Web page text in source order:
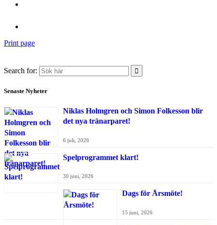
Print page
Search for:
Senaste Nyheter
Niklas Holmgren och Simon Folkesson blir
det nya tränarparet!
6 juli, 2026
Spelprogrammet klart!
30 juni, 2026
Dags för Årsmöte!
15 juni, 2026